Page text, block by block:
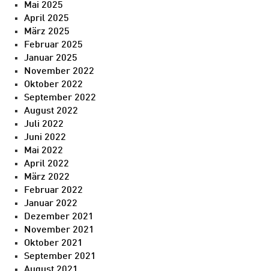
Mai 2025
April 2025
März 2025
Februar 2025
Januar 2025
November 2022
Oktober 2022
September 2022
August 2022
Juli 2022
Juni 2022
Mai 2022
April 2022
März 2022
Februar 2022
Januar 2022
Dezember 2021
November 2021
Oktober 2021
September 2021